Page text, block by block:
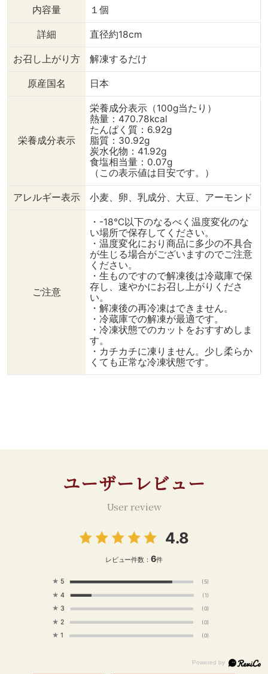
内容量 １個
詳細 直径約18cm
お召し上がり方 解凍するだけ
原産国名 日本
栄養成分表示
栄養成分表示（100g当たり）
熱量：470.78kcal
たんぱく質：6.92g
脂質：30.92g
炭水化物：41.92g
食塩相当量：0.07g
（この表示値は目安です。）
アレルギー表示 小麦、卵、乳成分、大豆、アーモンド
ご注意
・-18℃以下のなるべく温度変化のな
い場所で保存してください。
・温度変化におり商品に多少の不具合
が生じる場合がございますのでご注意
ください。
・生ものですので解凍後は冷蔵庫で保
存し、速やかにお召し上がりくださ
い。
・解凍後の再冷凍はできません。
・冷蔵庫での解凍が最適です。
・冷凍状態でのカットをおすすめしま
す。
・カチカチに凍りません。少し柔らか
くても正常な冷凍状態です。
ユーザーレビュー
User review
4.8
レビュー件数： 6件
★ 5 (5)
★ 4 (1)
★ 3 (0)
★ 2 (0)
★ 1 (0)